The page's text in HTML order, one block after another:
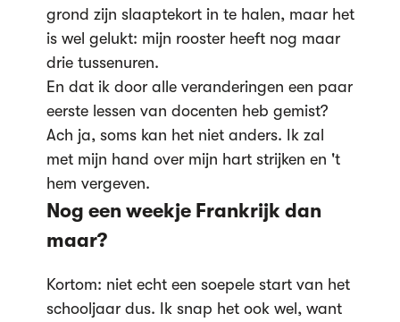
grond zijn slaaptekort in te halen, maar het
is wel gelukt: mijn rooster heeft nog maar
drie tussenuren.
En dat ik door alle veranderingen een paar
eerste lessen van docenten heb gemist?
Ach ja, soms kan het niet anders. Ik zal
met mijn hand over mijn hart strijken en 't
hem vergeven.
Nog een weekje Frankrijk dan
maar?
Kortom: niet echt een soepele start van het
schooljaar dus. Ik snap het ook wel, want